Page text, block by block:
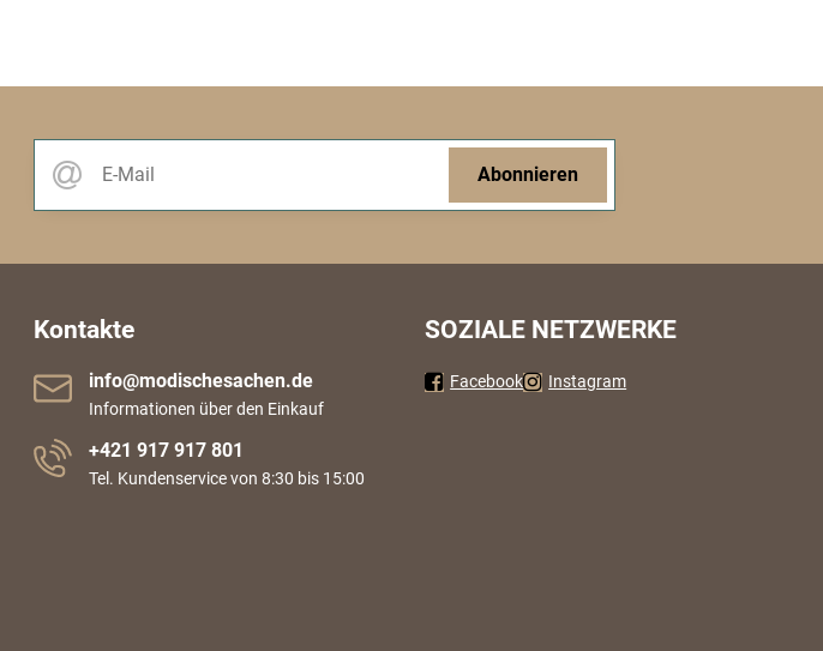
Abonnieren
Kontakte
info​@modischesachen​.de
Informationen über den Einkauf
+421 917 917 801
Tel. Kundenservice von 8:30 bis 15:00
SOZIALE NETZWERKE
Facebook Instagram